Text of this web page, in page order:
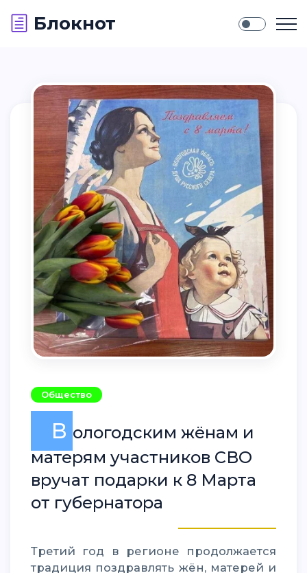
Блокнот
Общество
В ологодским жёнам и
матерям участников СВО
вручат подарки к 8 Марта
от губернатора
Третий год в регионе продолжается
традиция поздравлять жён, матерей и